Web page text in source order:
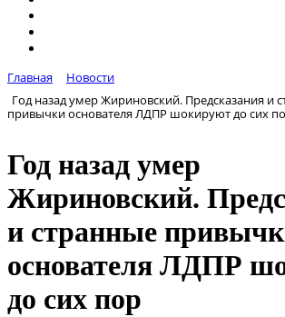
Главная
Новости
Год назад умер Жириновский. Предсказания и
привычки основателя ЛДПР шокируют до сих
Год назад умер
Жириновский.
и странные
основателя ЛДПР
до сих пор